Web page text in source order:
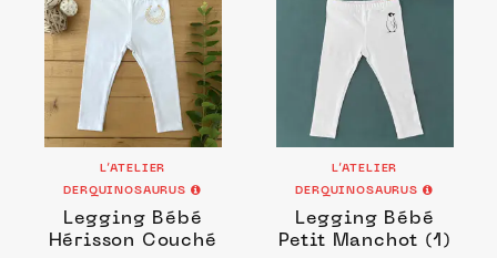
L’ATELIER
DERQUINOSAURUS
Legging Bébé
Hérisson Couché
L’ATELIER
DERQUINOSAURUS
Legging Bébé
Petit Manchot (1)